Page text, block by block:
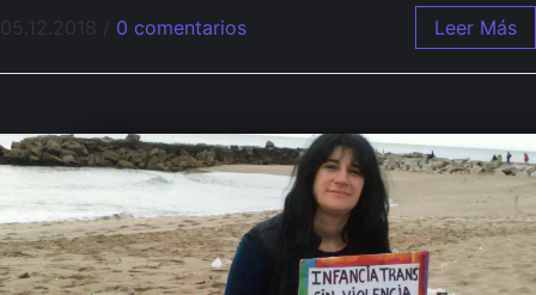
05.12.2018 0 comentarios Leer Más